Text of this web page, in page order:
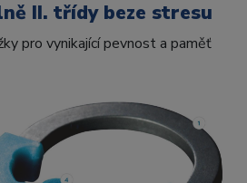
II. třídy beze stresu
pro vynikající pevnost a paměť